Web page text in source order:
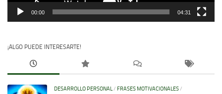
00:00 04:31
¡ALGO PUEDE INTERESARTE!
DESARROLLO PERSONAL/ FRASES MOTIVACIONALES/